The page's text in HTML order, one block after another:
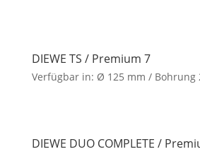
DIEWE TS / Premium 7
Verfügbar in: Ø 125 mm / Bohrung
DIEWE DUO COMPLETE /